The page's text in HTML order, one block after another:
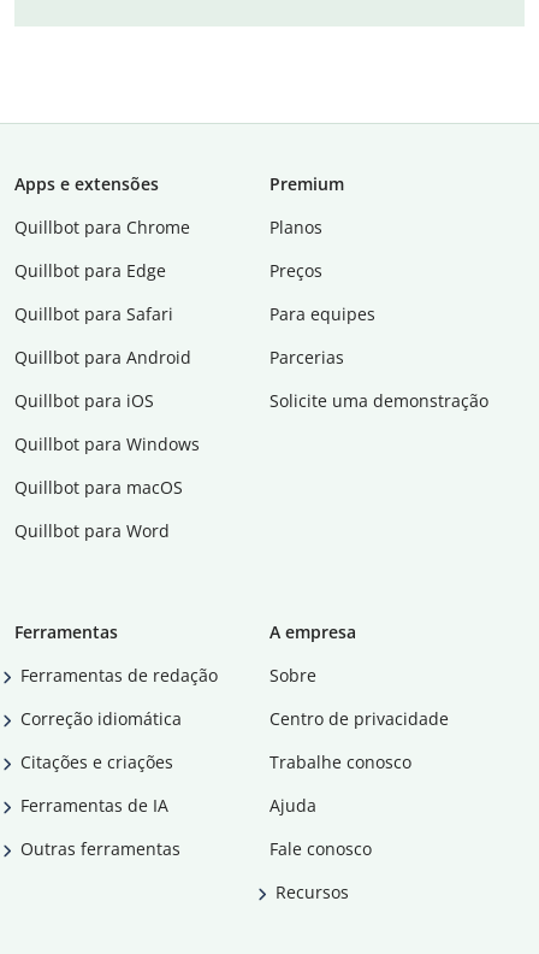
Apps e extensões
Quillbot para Chrome
Quillbot para Edge
Quillbot para Safari
Quillbot para Android
Quillbot para iOS
Quillbot para Windows
Quillbot para macOS
Quillbot para Word
Premium
Planos
Preços
Para equipes
Parcerias
Solicite uma demonstração
Ferramentas
Ferramentas de redação
Correção idiomática
Citações e criações
Ferramentas de IA
Outras ferramentas
A empresa
Sobre
Centro de privacidade
Trabalhe conosco
Ajuda
Fale conosco
Recursos